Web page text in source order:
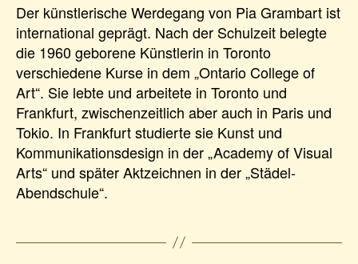
Der künstlerische Werdegang von Pia Grambart ist
international geprägt. Nach der Schulzeit belegte
die 1960 geborene Künstlerin in Toronto
verschiedene Kurse in dem „Ontario College of
Art“. Sie lebte und arbeitete in Toronto und
Frankfurt, zwischenzeitlich aber auch in Paris und
Tokio. In Frankfurt studierte sie Kunst und
Kommunikationsdesign in der „Academy of Visual
Arts“ und später Aktzeichnen in der „Städel-
Abendschule“.